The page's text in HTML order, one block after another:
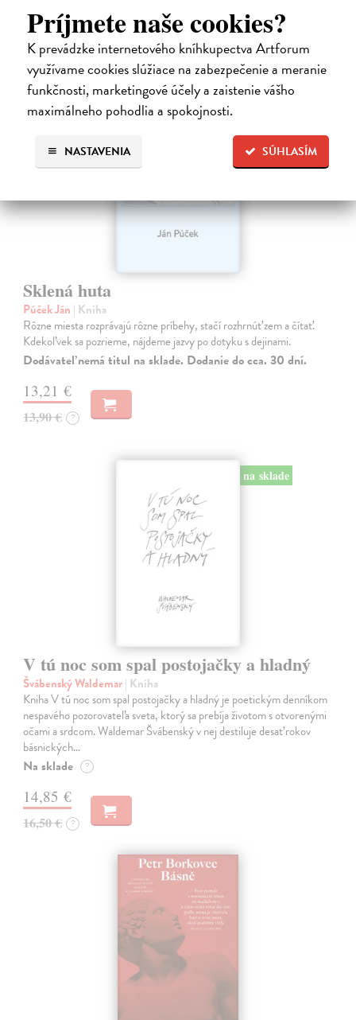
Príjmete naše cookies?
K prevádzke internetového kníhkupectva Artforum
využívame cookies slúžiace na zabezpečenie a meranie
funkčnosti, marketingové účely a zaistenie vášho
maximálneho pohodlia a spokojnosti.
SÚHLASÍM
NASTAVENIA
33,85 €
34,90 € ?
Sklená huta
Púček Ján | Kniha
Rôzne miesta rozprávajú rôzne príbehy, stačí rozhrnúť zem a čítať.
Kdekoľvek sa pozrieme, nájdeme jazvy po dotyku s dejinami.
Dodávateľ nemá titul na sklade. Dodanie do cca. 30 dní.
13,21 €
13,90 € ?
na sklade
V tú noc som spal postojačky a hladný
Švábenský Waldemar| Kniha
Kniha V tú noc som spal postojačky a hladný je poetickým denníkom
nespavého pozorovateľa sveta, ktorý sa prebíja životom s otvorenými
očami a srdcom. Waldemar Švábenský v nej destiluje desať rokov
básnických…
Na sklade ?
14,85 €
16,50 € ?